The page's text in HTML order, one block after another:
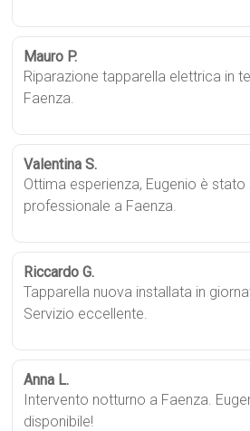
Mauro P.
Riparazione tapparella elettrica in
Faenza.
Valentina S.
Ottima esperienza, Eugenio è stato
professionale a Faenza.
Riccardo G.
Tapparella nuova installata in
Servizio eccellente.
Anna L.
Intervento notturno a Faenza.
disponibile!